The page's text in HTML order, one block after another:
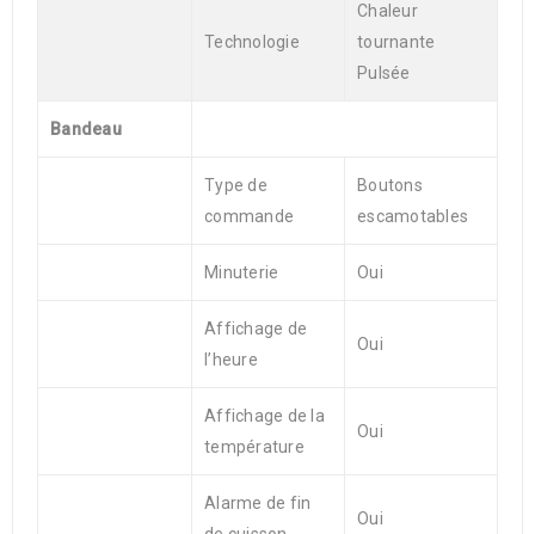
Technologie
Chaleur
tournante
Pulsée
Bandeau
Type de
commande
Boutons
escamotables
Minuterie Oui
Affichage de
l’heure
Oui
Affichage de la
température
Oui
Alarme de fin
Oui